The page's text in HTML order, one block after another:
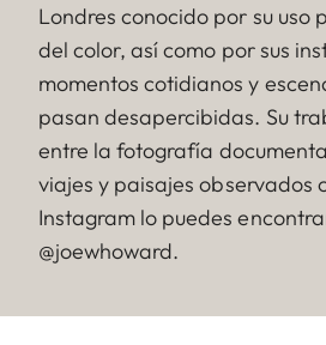
Londres conocido por su uso
del color, así como por sus
momentos cotidianos y
pasan desapercibidas. Su
entre la fotografía
viajes y paisajes observados
Instagram lo puedes
@joewhoward.